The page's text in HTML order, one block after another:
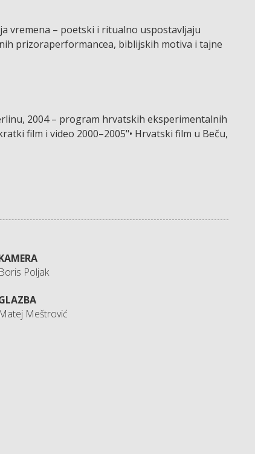
vremena – poetski i ritualno uspostavljaju
prizoraperformancea, biblijskih motiva i tajne
2004 – program hrvatskih eksperimentalnih
film i video 2000–2005"• Hrvatski film u Beču,
Boris Poljak
Matej Meštrović